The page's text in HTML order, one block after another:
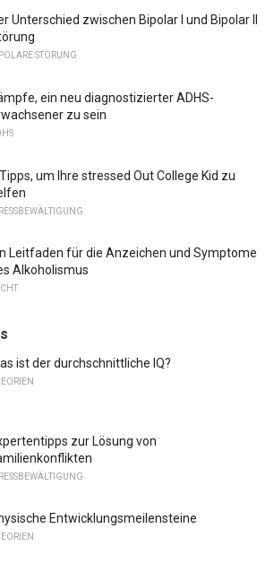
Unterschied zwischen Bipolar I und Bipolar II
STÖRUNG
ein neu diagnostizierter ADHS-
zu sein
um Ihre stressed Out College Kid zu
Leitfaden für die Anzeichen und Symptome
Alkoholismus
ist der durchschnittliche IQ?
zur Lösung von
Entwicklungsmeilensteine